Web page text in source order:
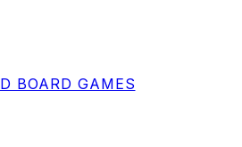
BOARD GAMES